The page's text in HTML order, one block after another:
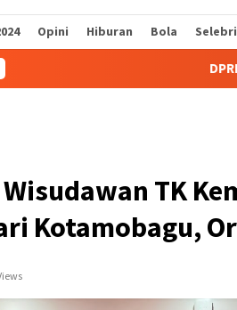
Opini Hiburan Bola
DPRD Bolmong Dukung
TK
Kotamobagu,